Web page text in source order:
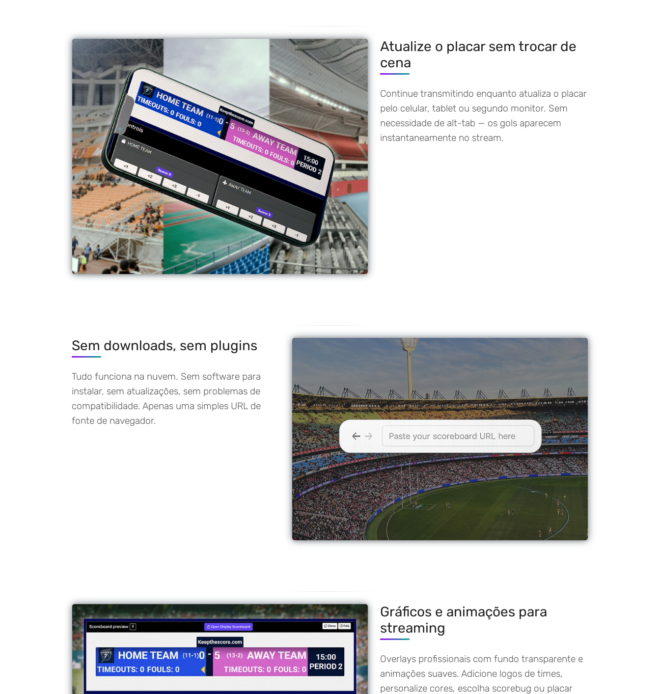
Atualize o placar sem trocar de
cena
Continue transmitindo enquanto atualiza o placar
pelo celular, tablet ou segundo monitor. Sem
necessidade de alt-tab — os gols aparecem
instantaneamente no stream.
Sem downloads, sem plugins
Tudo funciona na nuvem. Sem software para
instalar, sem atualizações, sem problemas de
compatibilidade. Apenas uma simples URL de
fonte de navegador.
Gráficos e animações para
streaming
Overlays profissionais com fundo transparente e
animações suaves. Adicione logos de times,
personalize cores, escolha scorebug ou placar